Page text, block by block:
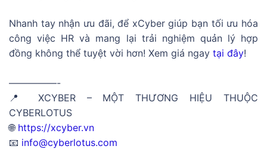
Nhanh tay nhận ưu đãi, để xCyber giúp bạn tối ưu hóa
công việc HR và mang lại trải nghiệm quản lý hợp
đồng không thể tuyệt vời hơn! Xem giá ngay tại đây!
—————-
📍 XCYBER – MỘT THƯƠNG HIỆU THUỘC
CYBERLOTUS
🌐 https://xcyber.vn
📧 info@cyberlotus.com